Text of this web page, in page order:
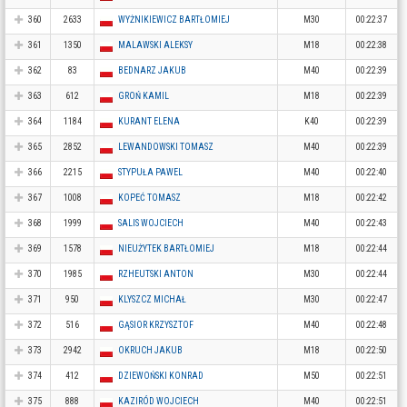
360 2633 WYŻNIKIEWICZ BARTŁOMIEJ M30 00:22:37
361 1350 MALAWSKI ALEKSY M18 00:22:38
362 83 BEDNARZ JAKUB M40 00:22:39
363 612 GROŃ KAMIL M18 00:22:39
364 1184 KURANT ELENA K40 00:22:39
365 2852 LEWANDOWSKI TOMASZ M40 00:22:39
366 2215 STYPUŁA PAWEL M40 00:22:40
367 1008 KOPEĆ TOMASZ M18 00:22:42
368 1999 SALIS WOJCIECH M40 00:22:43
369 1578 NIEUŻYTEK BARTŁOMIEJ M18 00:22:44
370 1985 RZHEUTSKI ANTON M30 00:22:44
371 950 KLYSZCZ MICHAŁ M30 00:22:47
372 516 GĄSIOR KRZYSZTOF M40 00:22:48
373 2942 OKRUCH JAKUB M18 00:22:50
374 412 DZIEWOŃSKI KONRAD M50 00:22:51
375 888 KAZIRÓD WOJCIECH M40 00:22:51